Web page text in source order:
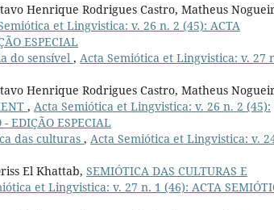
Henrique Rodrigues Castro, Matheus
et Lingvistica: v. 26 n. 2 (45): ACTA
ESPECIAL
do sensível , Acta Semiótica et Lingvistica: v. 27
Henrique Rodrigues Castro, Matheus
, Acta Semiótica et Lingvistica: v. 26 n. 2 (45):
EDIÇÃO ESPECIAL
das culturas , Acta Semiótica et Lingvistica: v.
El Khattab, SEMIÓTICA DAS CULTURAS E
et Lingvistica: v. 27 n. 1 (46): ACTA